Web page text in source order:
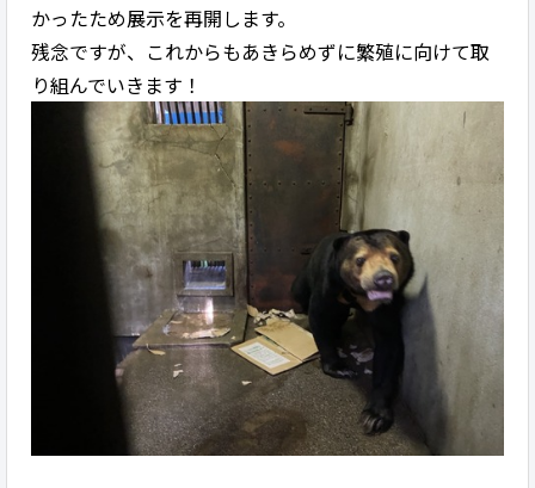
かったため展示を再開します。
残念ですが、これからもあきらめずに繁殖に向けて取
り組んでいきます！